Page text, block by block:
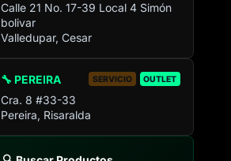
Calle 21 No. 17-39 Local 4 Simón
bolivar
Valledupar, Cesar
🔧 PEREIRA SERVICIO OUTLET
Cra. 8 #33-33
Pereira, Risaralda